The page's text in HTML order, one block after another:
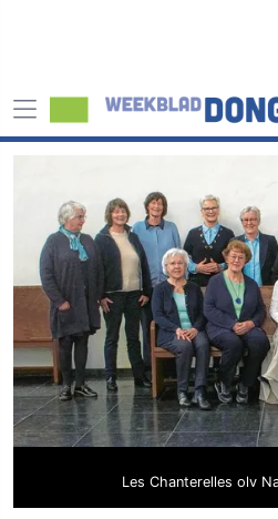
Les Chanterelles olv